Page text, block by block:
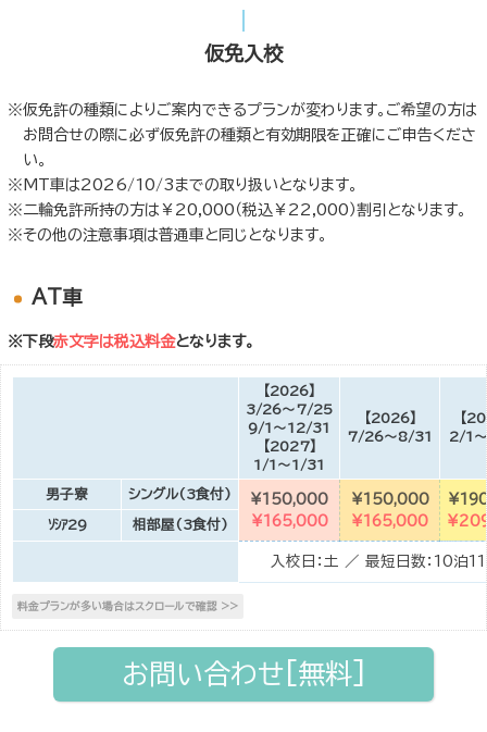
仮免入校
仮免許の種類によりご案内できるプランが変わります。ご希望の方は
お問合せの際に必ず仮免許の種類と有効期限を正確にご申告くださ
い。
MT車は2026/10/3までの取り扱いとなります。
二輪免許所持の方は￥20,000（税込￥22,000）割引となります。
その他の注意事項は普通車と同じとなります。
AT車
※下段赤文字は税込料金となります。
【2026】
3/26～7/25
9/1～12/31
【2027】
1/1～1/31
【2026】
7/26～8/31
【
2/1
男子寮 シングル(3食付)
¥150,000
¥165,000
¥150,000
¥165,000
ｿｼｱ29 相部屋(3食付)
入校日：土 ／ 最短日数：10泊
お問い合わせ[無料]